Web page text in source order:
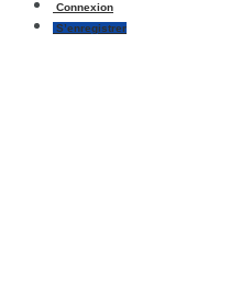
Connexion
S’enregistrer